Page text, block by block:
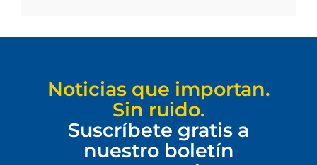
Noticias que importan.
Sin ruido.
Suscríbete gratis a
nuestro boletín